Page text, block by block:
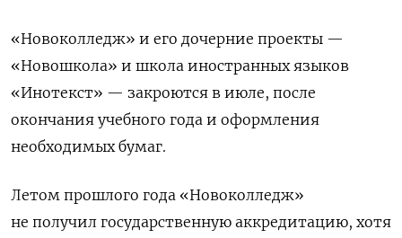
«Новоколледж» и его дочерние проекты —
«Новошкола» и школа иностранных языков
«Инотекст» — закроются в июле, после
окончания учебного года и оформления
необходимых бумаг.
Летом прошлого года «Новоколледж»
не получил государственную аккредитацию, хотя